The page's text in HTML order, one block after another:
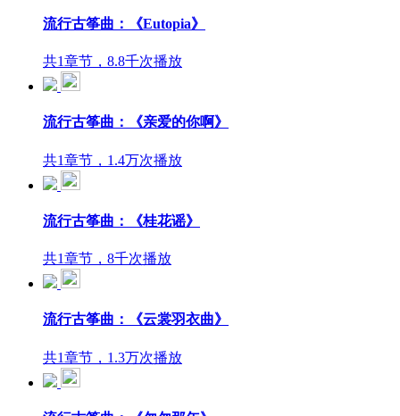
流行古筝曲：《Eutopia》
共1章节，8.8千次播放
流行古筝曲：《亲爱的你啊》
共1章节，1.4万次播放
流行古筝曲：《桂花谣》
共1章节，8千次播放
流行古筝曲：《云裳羽衣曲》
共1章节，1.3万次播放